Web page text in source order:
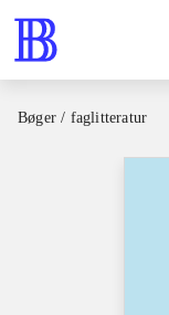
Bøger / faglitteratur